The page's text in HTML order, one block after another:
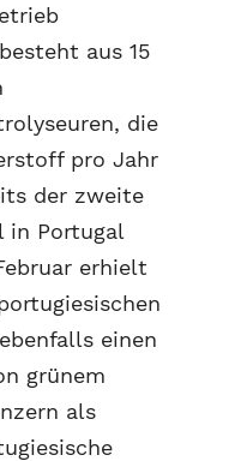
aus 15
die
pro Jahr
der zweite
in Portugal
erhielt
einen
grünem
als